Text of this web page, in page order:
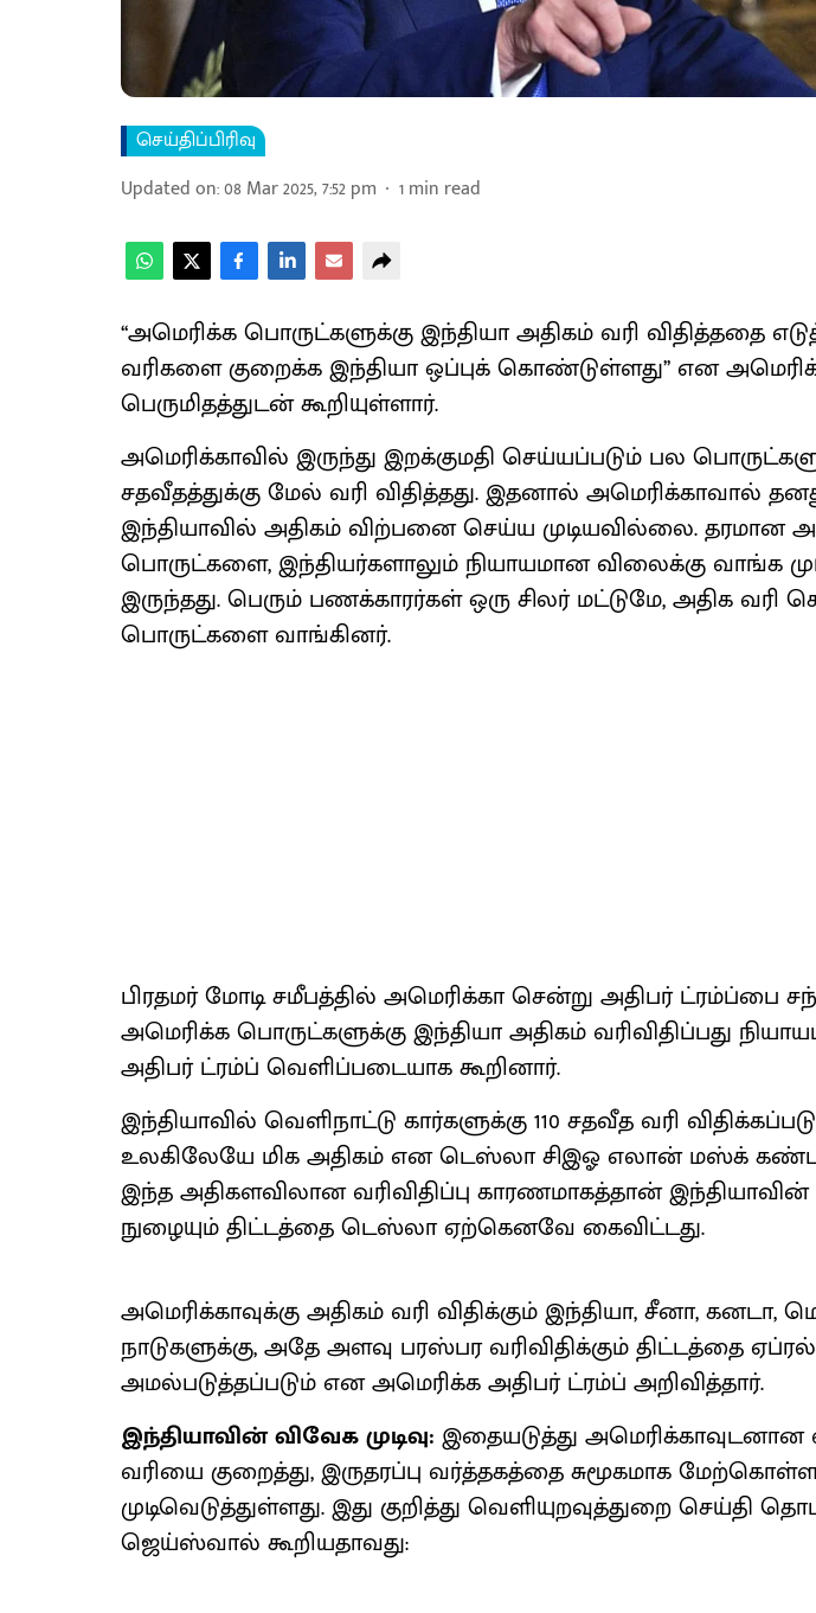
செய்திப்பிரிவு
Updated on:08 Mar 2025, 7:52 pm 1min read
‘‘அமெரிக்க பொருட்களுக்கு இந்தியா அதிகம் வரி விதித்ததை
வரிகளை குறைக்க இந்தியா ஒப்புக் கொண்டுள்ளது’’ என
பெருமிதத்துடன் கூறியுள்ளார்.
அமெரிக்காவில் இருந்து இறக்குமதி செய்யப்படும் பல
சதவீதத்துக்கு மேல் வரி விதித்தது. இதனால் அமெரிக்காவால்
இந்தியாவில் அதிகம் விற்பனை செய்ய முடியவில்லை. தரமான
பொருட்களை, இந்தியர்களாலும் நியாயமான விலைக்கு வாங்க
இருந்தது. பெரும் பணக்காரர்கள் ஒரு சிலர் மட்டுமே, அதிக வரி
பொருட்களை வாங்கினர்.
பிரதமர் மோடி சமீபத்தில் அமெரிக்கா சென்று அதிபர் ட்ரம்ப்பை
அமெரிக்க பொருட்களுக்கு இந்தியா அதிகம் வரிவிதிப்பது
அதிபர் ட்ரம்ப் வெளிப்படையாக கூறினார்.
இந்தியாவில் வெளிநாட்டு கார்களுக்கு 110 சதவீத வரி
உலகிலேயே மிக அதிகம் என டெஸ்லா சிஇஓ எலான் மஸ்க்
இந்த அதிகளவிலான வரிவிதிப்பு காரணமாகத்தான்
நுழையும் திட்டத்தை டெஸ்லா ஏற்கெனவே கைவிட்டது.
அமெரிக்காவுக்கு அதிகம் வரி விதிக்கும் இந்தியா, சீனா,
நாடுகளுக்கு, அதே அளவு பரஸ்பர வரிவிதிக்கும் திட்டத்தை
அமல்படுத்தப்படும் என அமெரிக்க அதிபர் ட்ரம்ப் அறிவித்தார்.
இந்தியாவின் விவேக முடிவு: இதையடுத்து அமெரிக்காவுடனான
வரியை குறைத்து, இருதரப்பு வர்த்தகத்தை சுமூகமாக
முடிவெடுத்துள்ளது. இது குறித்து வெளியுறவுத்துறை செய்தி
ஜெய்ஸ்வால் கூறியதாவது: